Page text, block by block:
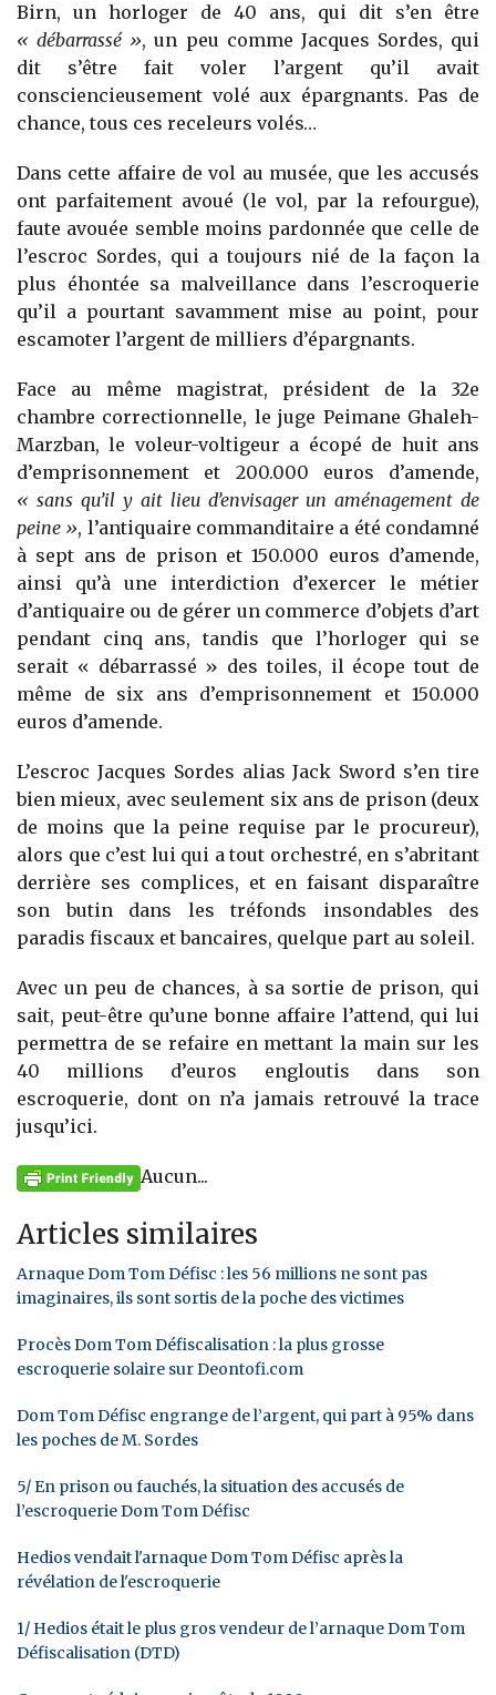
Birn, un horloger de 40 ans, qui dit s’en être
« débarrassé », un peu comme Jacques Sordes, qui
dit s’être fait voler l’argent qu’il avait
consciencieusement volé aux épargnants. Pas de
chance, tous ces receleurs volés…
Dans cette affaire de vol au musée, que les accusés
ont parfaitement avoué (le vol, par la refourgue),
faute avouée semble moins pardonnée que celle de
l’escroc Sordes, qui a toujours nié de la façon la
plus éhontée sa malveillance dans l’escroquerie
qu’il a pourtant savamment mise au point, pour
escamoter l’argent de milliers d’épargnants.
Face au même magistrat, président de la 32e
chambre correctionnelle, le juge Peimane Ghaleh-
Marzban, le voleur-voltigeur a écopé de huit ans
d’emprisonnement et 200.000 euros d’amende,
« sans qu’il y ait lieu d’envisager un aménagement de
peine », l’antiquaire commanditaire a été condamné
à sept ans de prison et 150.000 euros d’amende,
ainsi qu’à une interdiction d’exercer le métier
d’antiquaire ou de gérer un commerce d’objets d’art
pendant cinq ans, tandis que l’horloger qui se
serait « débarrassé » des toiles, il écope tout de
même de six ans d’emprisonnement et 150.000
euros d’amende.
L’escroc Jacques Sordes alias Jack Sword s’en tire
bien mieux, avec seulement six ans de prison (deux
de moins que la peine requise par le procureur),
alors que c’est lui qui a tout orchestré, en s’abritant
derrière ses complices, et en faisant disparaître
son butin dans les tréfonds insondables des
paradis fiscaux et bancaires, quelque part au soleil.
Avec un peu de chances, à sa sortie de prison, qui
sait, peut-être qu’une bonne affaire l’attend, qui lui
permettra de se refaire en mettant la main sur les
40 millions d’euros engloutis dans son
escroquerie, dont on n’a jamais retrouvé la trace
jusqu’ici.
Aucun...
Articles similaires
Arnaque Dom Tom Défisc : les 56 millions ne sont pas
imaginaires, ils sont sortis de la poche des victimes
Procès Dom Tom Défiscalisation : la plus grosse
escroquerie solaire sur Deontofi.com
Dom Tom Défisc engrange de l’argent, qui part à 95% dans
les poches de M. Sordes
5/ En prison ou fauchés, la situation des accusés de
l’escroquerie Dom Tom Défisc
Hedios vendait l'arnaque Dom Tom Défisc après la
révélation de l'escroquerie
1/ Hedios était le plus gros vendeur de l’arnaque Dom Tom
Défiscalisation (DTD)